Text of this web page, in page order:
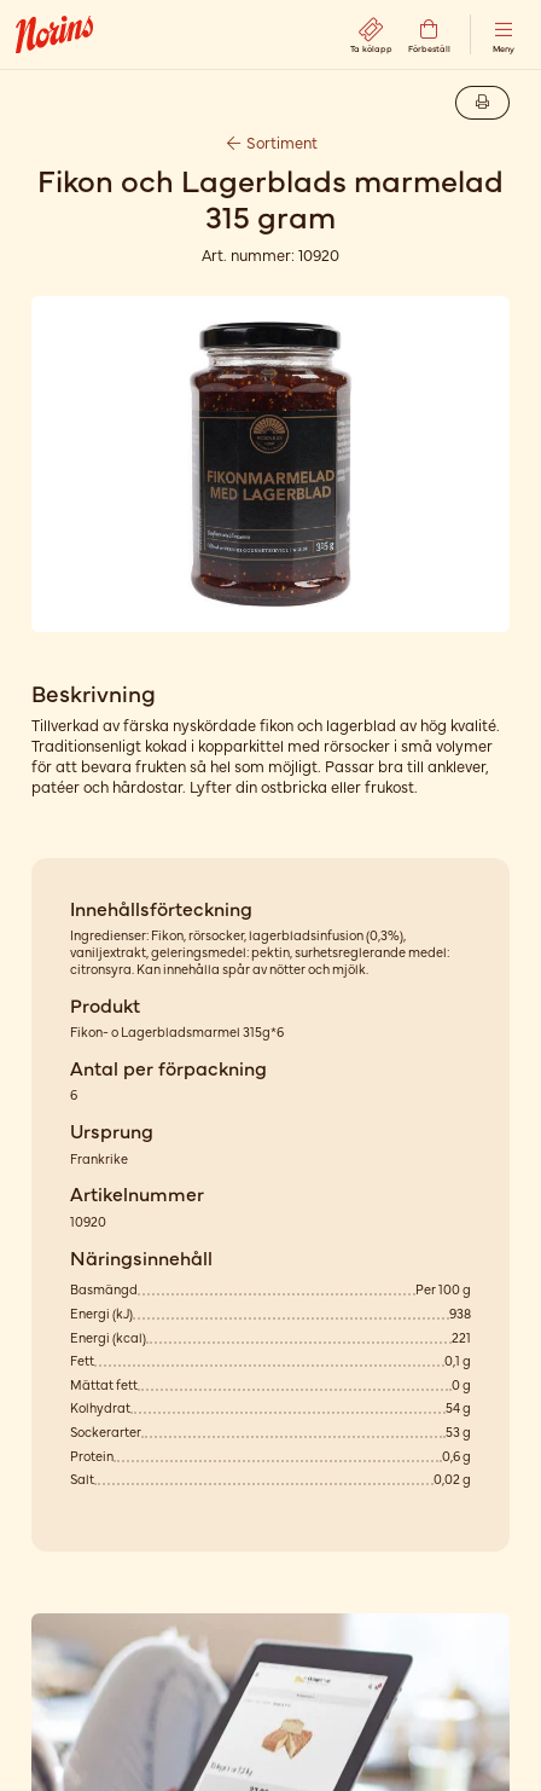
Ta kölapp Förbeställ Meny
Sortiment
Fikon och Lagerblads marmelad
315 gram
Art. nummer: 10920
Beskrivning
Tillverkad av färska nyskördade fikon och lagerblad av hög kvalité.
Traditionsenligt kokad i kopparkittel med rörsocker i små volymer
för att bevara frukten så hel som möjligt. Passar bra till anklever,
patéer och hårdostar. Lyfter din ostbricka eller frukost.
Innehållsförteckning
Ingredienser: Fikon, rörsocker, lagerbladsinfusion (0,3%),
vaniljextrakt, geleringsmedel: pektin, surhetsreglerande medel:
citronsyra. Kan innehålla spår av nötter och mjölk.
Produkt
Fikon- o Lagerbladsmarmel 315g*6
Antal per förpackning
6
Ursprung
Frankrike
Artikelnummer
10920
Näringsinnehåll
Basmängd
Per 100 g
Energi (kJ)
938
Energi (kcal)
221
Fett
0,1 g
Mättat fett
0 g
Kolhydrat
54 g
Sockerarter
53 g
Protein
0,6 g
Salt
0,02 g